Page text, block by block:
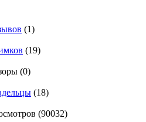
(1)
(19)
(0)
(18)
(90032)